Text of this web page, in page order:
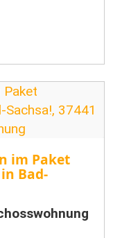
im Paket
Bad-